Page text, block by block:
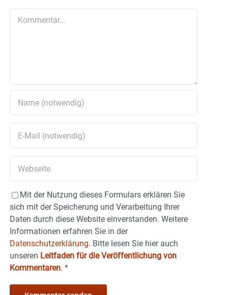
Mit der Nutzung dieses Formulars erklären Sie
sich mit der Speicherung und Verarbeitung Ihrer
Daten durch diese Website einverstanden. Weitere
Informationen erfahren Sie in der
Datenschutzerklärung. Bitte lesen Sie hier auch
unseren Leitfaden für die Veröffentlichung von
Kommentaren. *